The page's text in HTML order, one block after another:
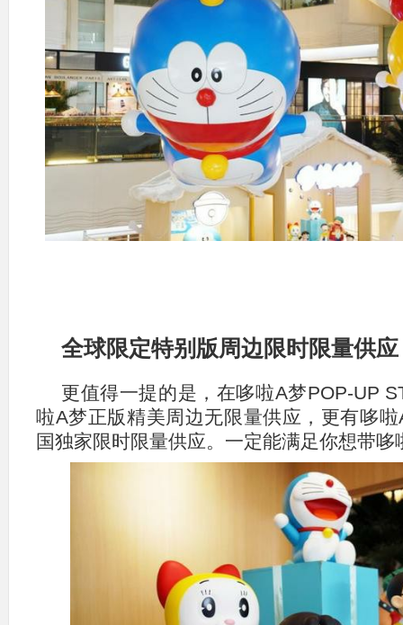
全球限定特别版周边限时限量供应
更值得一提的是，在哆啦A梦POP-UP
啦A梦正版精美周边无限量供应，更有哆
国独家限时限量供应。一定能满足你想带